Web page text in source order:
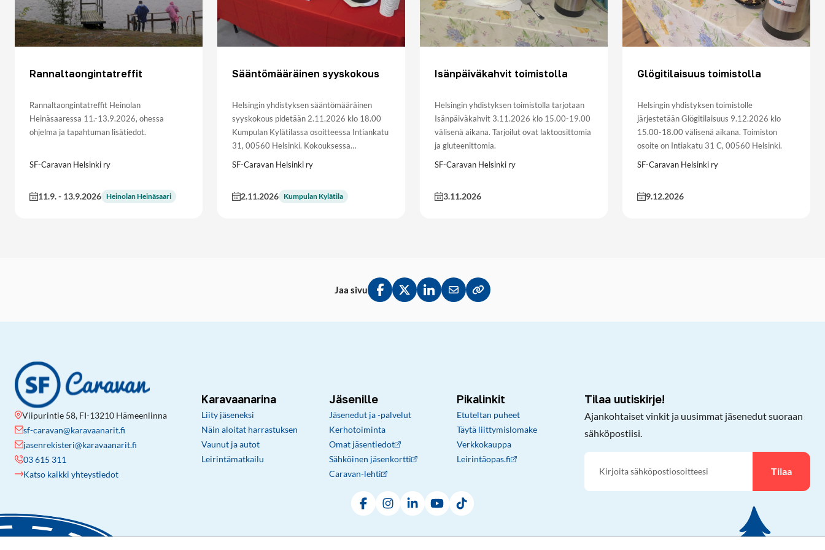
Rannaltaongintatreffit
Rannaltaongintatreffit Heinolan
Heinäsaaressa 11.-13.9.2026, ohessa
ohjelma ja tapahtuman lisätiedot.
SF-Caravan Helsinki ry
11.9.- 13.9.2026 Heinolan Heinäsaari
Sääntömääräinen syyskokous
Helsingin yhdistyksen sääntömääräinen
syyskokous pidetään 2.11.2026 klo 18.00
Kumpulan Kylätilassa osoitteessa Intiankatu
31, 00560 Helsinki. Kokouksessa…
SF-Caravan Helsinki ry
2.11.2026 Kumpulan Kylätila
Isänpäiväkahvit toimistolla
Helsingin yhdistyksen toimistolla tarjotaan
Isänpäiväkahvit 3.11.2026 klo 15.00-19.00
välisenä aikana. Tarjoilut ovat laktoosittomia
ja gluteenittomia.
SF-Caravan Helsinki ry
3.11.2026
Glögitilaisuus toimistolla
Helsingin yhdistyksen toimistolle
järjestetään Glögitilaisuus 9.12.2026 klo
15.00-18.00 välisenä aikana. Toimiston
osoite on Intiakatu 31 C, 00560 Helsinki.
SF-Caravan Helsinki ry
9.12.2026
Jaa sivu
Jaa Facebookissa
Jaa Twitterissä
Jaa LinkedInissä
Jaa sähköpostitse
Kopioi linkki leikepöydälle
Viipurintie 58, FI-13210 Hämeenlinna
sf-caravan@karavaanarit.fi
jasenrekisteri@karavaanarit.fi
03 615 311
Katso kaikki yhteystiedot
Karavaanarina
Liity jäseneksi
Näin aloitat harrastuksen
Vaunut ja autot
Leirintämatkailu
Jäsenille
Jäsenedut ja -palvelut
Kerhotoiminta
Omat jäsentiedot
Sähköinen jäsenkortti
Caravan-lehti
Pikalinkit
Etuteltan puheet
Täytä liittymislomake
Verkkokauppa
Leirintäopas.fi
Tilaa uutiskirje!
Ajankohtaiset vinkit ja uusimmat jäsenedut suoraan
sähköpostiisi.
Tilaa
FacebookInstagramLinkedInYouTubeTikTok